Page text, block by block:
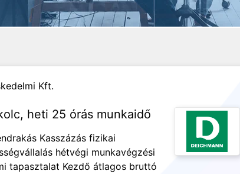
Kft.
heti 25 órás munkaidő
Kasszázás fizikai
hétvégi munkavégzési
tapasztalat Kezdő átlagos bruttó